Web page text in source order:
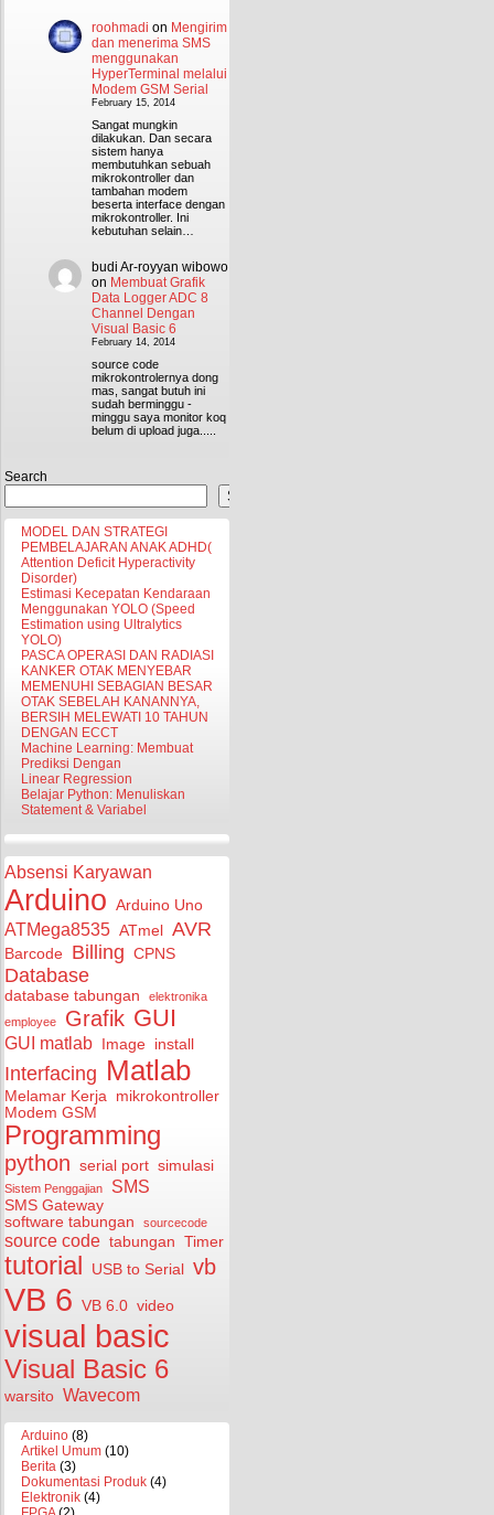
roohmadi on Mengirim
dan menerima SMS
menggunakan
HyperTerminal melalui
Modem GSM Serial
February 15, 2014
Sangat mungkin
dilakukan. Dan secara
sistem hanya
membutuhkan sebuah
mikrokontroller dan
tambahan modem
beserta interface dengan
mikrokontroller. Ini
kebutuhan selain…
budi Ar-royyan wibowo
on Membuat Grafik
Data Logger ADC 8
Channel Dengan
Visual Basic 6
February 14, 2014
source code
mikrokontrolernya dong
mas, sangat butuh ini
sudah berminggu -
minggu saya monitor koq
belum di upload juga.....
Search
Search
MODEL DAN STRATEGI
PEMBELAJARAN ANAK ADHD(
Attention Deficit Hyperactivity
Disorder)
Estimasi Kecepatan Kendaraan
Menggunakan YOLO (Speed
Estimation using Ultralytics
YOLO)
PASCA OPERASI DAN RADIASI
KANKER OTAK MENYEBAR
MEMENUHI SEBAGIAN BESAR
OTAK SEBELAH KANANNYA,
BERSIH MELEWATI 10 TAHUN
DENGAN ECCT
Machine Learning: Membuat
Prediksi Dengan
Linear Regression
Belajar Python: Menuliskan
Statement & Variabel
Absensi Karyawan
Arduino Arduino Uno
ATMega8535 ATmel AVR
Barcode Billing CPNS
Database
database tabungan
elektronika
employee
Grafik GUI
GUI matlab Image install
Interfacing Matlab
Melamar Kerja mikrokontroller
Modem GSM
Programming
python serial port simulasi
Sistem Penggajian SMS
SMS Gateway
software tabungan
sourcecode
source code tabungan Timer
tutorial USB to Serial vb
VB 6 VB 6.0 video
visual basic
Visual Basic 6
warsito Wavecom
Arduino (8)
Artikel Umum (10)
Berita (3)
Dokumentasi Produk (4)
Elektronik (4)